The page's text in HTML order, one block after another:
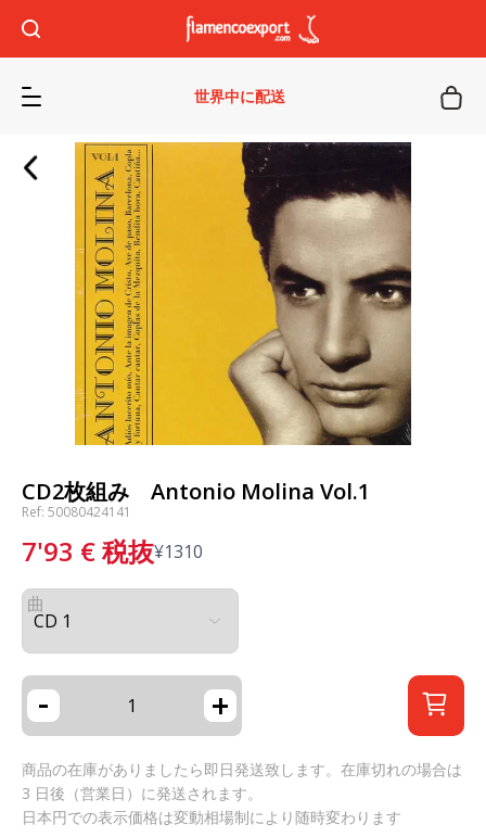
世界中に配送
CD2枚組み Antonio Molina Vol.1
Ref: 50080424141
7'93 €税抜¥1310
曲
- +
商品の在庫がありましたら即日発送致します。在庫切れの場合は
3 日後（営業日）に発送されます。
日本円での表示価格は変動相場制により随時変わります